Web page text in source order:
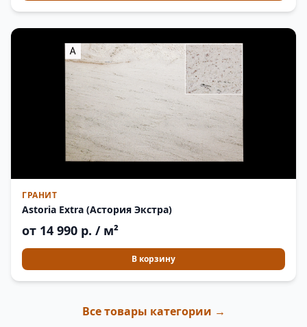
ГРАНИТ
Astoria Extra (Астория Экстра)
от 14 990 р. / м²
В корзину
Все товары категории →